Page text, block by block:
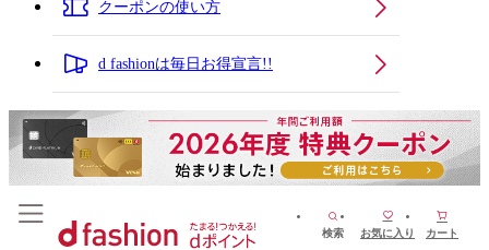
クーポンの使い方
d fashionは毎日お得宣言!!
検索 お気に入り カート